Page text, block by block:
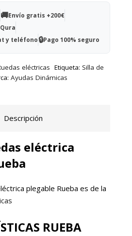
reducidos.
🚚Envío gratis +200€
y teléfono🔒Pago 100% seguro
eléctricas Etiqueta: Silla de
Ayudas Dinámicas
Descripción
eléctrica
plegable Rueba es de la
RUEBA